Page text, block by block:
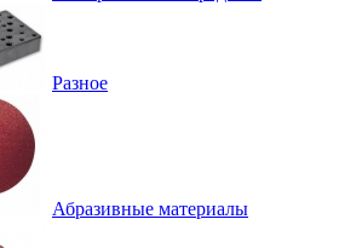
Разное
Абразивные материалы